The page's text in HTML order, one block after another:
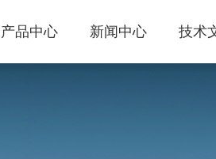
产品中心 新闻中心 技术